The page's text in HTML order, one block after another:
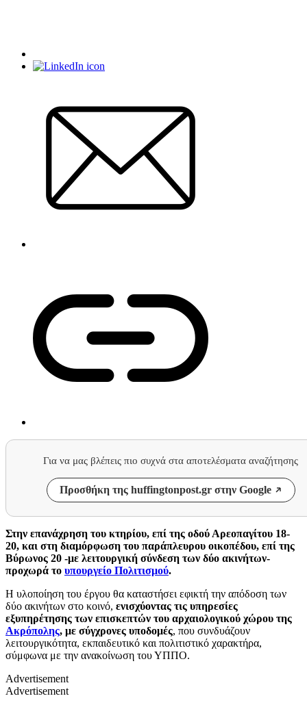
Για να μας βλέπεις πιο συχνά στα αποτελέσματα αναζήτησης
Προσθήκη της huffingtonpost.gr στην Google
Στην επανάχρηση του κτηρίου, επί της οδού Αρεοπαγίτου 18-
20, και στη διαμόρφωση του παράπλευρου οικοπέδου, επί της
Βύρωνος 20 -με λειτουργική σύνδεση των δύο ακινήτων-
προχωρά το υπουργείο Πολιτισμού.
Η υλοποίηση του έργου θα καταστήσει εφικτή την απόδοση των
δύο ακινήτων στο κοινό, ενισχύοντας τις υπηρεσίες
εξυπηρέτησης των επισκεπτών του αρχαιολογικού χώρου της
Ακρόπολης, με σύγχρονες υποδομές, που συνδυάζουν
λειτουργικότητα, εκπαιδευτικό και πολιτιστικό χαρακτήρα,
σύμφωνα με την ανακοίνωση του ΥΠΠΟ.
Advertisement
Advertisement